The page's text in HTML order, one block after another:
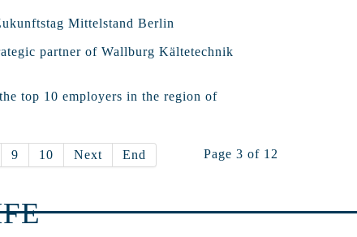
Mittelstand Berlin
partner of Wallburg Kältetechnik
top 10 employers in the region of
Page 3 of 12
9 10 Next End